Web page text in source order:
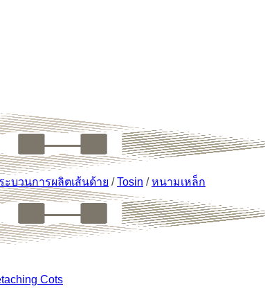
ะบวนการผลิตเส้นด้าย / Tosin / หนามเหล็ก